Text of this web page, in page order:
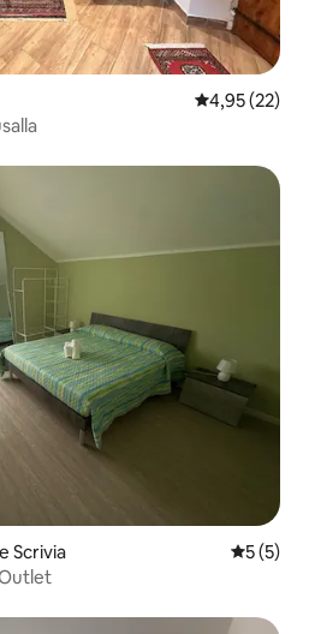
Évaluation
4,95 (22)
Scrivia
5 (5)